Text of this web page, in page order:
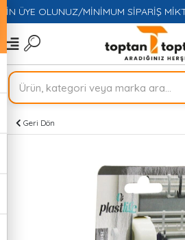
ÜYE OLUNUZ/MİNİMUM SİPARİŞ
Geri Dön